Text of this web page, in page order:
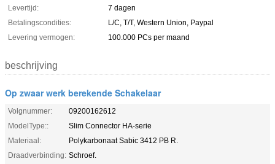
Levertijd:
7 dagen
Betalingscondities:
L/C, T/T, Western Union, Paypal
Levering vermogen:
100.000 PCs per maand
beschrijving
Op zwaar werk berekende Schakelaar
Volgnummer:
09200162612
ModelType::
Slim Connector HA-serie
Materiaal:
Polykarbonaat Sabic 3412 PB R.
Draadverbinding: Schroef.